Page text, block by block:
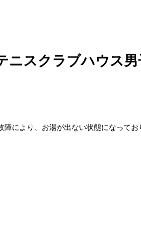
ニスクラブハウス
により、お湯が出ない状態になってお